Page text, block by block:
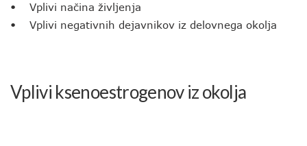
• Vplivi načina življenja
• Vplivi negativnih dejavnikov iz delovnega okolja
Vplivi ksenoestrogenov iz okolja